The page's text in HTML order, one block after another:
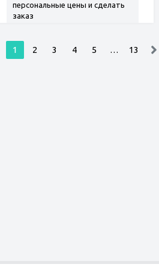
персональные цены и сделать
заказ
1 2 3 4 5 … 13